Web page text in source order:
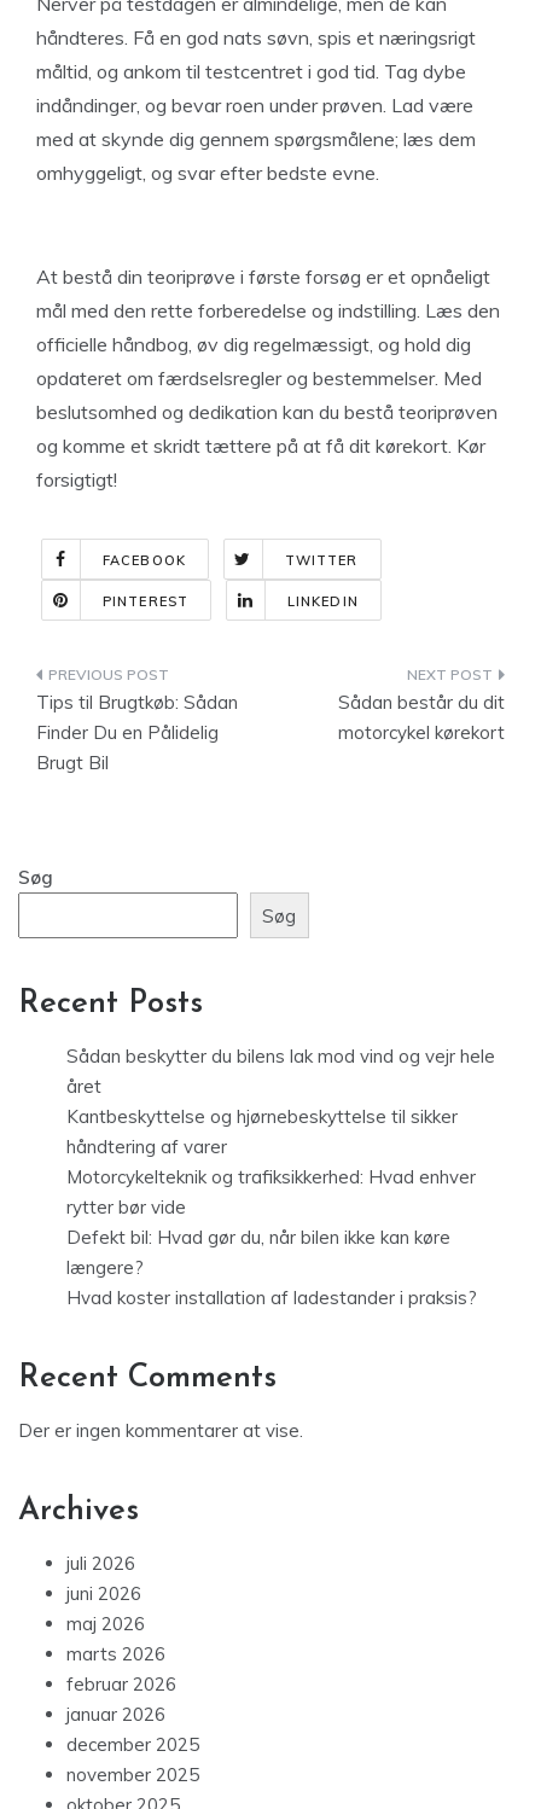
håndteres. Få en god nats søvn, spis et næringsrigt
måltid, og ankom til testcentret i god tid. Tag dybe
indåndinger, og bevar roen under prøven. Lad være
med at skynde dig gennem spørgsmålene; læs dem
omhyggeligt, og svar efter bedste evne.
At bestå din teoriprøve i første forsøg er et opnåeligt
mål med den rette forberedelse og indstilling. Læs den
officielle håndbog, øv dig regelmæssigt, og hold dig
opdateret om færdselsregler og bestemmelser. Med
beslutsomhed og dedikation kan du bestå teoriprøven
og komme et skridt tættere på at få dit kørekort. Kør
forsigtigt!
FACEBOOK TWITTER
PINTEREST LINKEDIN
Indlægsnavigation
Tips til Brugtkøb: Sådan
Finder Du en Pålidelig
Brugt Bil
Sådan består du dit
motorcykel kørekort
Søg
Søg
Recent Posts
Sådan beskytter du bilens lak mod vind og vejr hele
året
Kantbeskyttelse og hjørnebeskyttelse til sikker
håndtering af varer
Motorcykelteknik og trafiksikkerhed: Hvad enhver
rytter bør vide
Defekt bil: Hvad gør du, når bilen ikke kan køre
længere?
Hvad koster installation af ladestander i praksis?
Recent Comments
Der er ingen kommentarer at vise.
Archives
juli 2026
juni 2026
maj 2026
marts 2026
februar 2026
januar 2026
december 2025
november 2025